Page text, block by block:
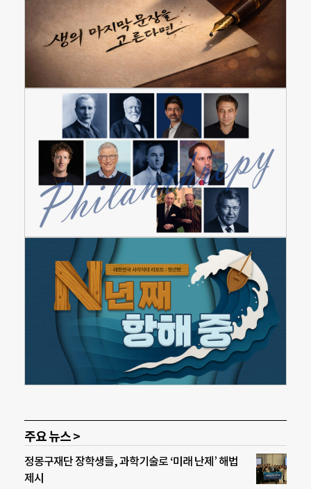
주요 뉴스 >
정몽구재단 장학생들, 과학기술로 ‘미래 난제’ 해법
제시